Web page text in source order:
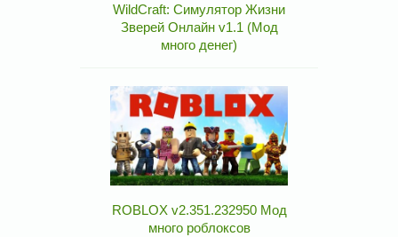
WildCraft: Симулятор Жизни
Зверей Онлайн v1.1 (Мод
много денег)
ROBLOX v2.351.232950 Мод
много роблоксов